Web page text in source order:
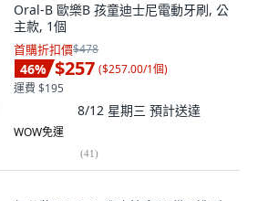
Oral-B 歐樂B 孩童迪士尼電動牙刷, 公
主款, 1個
首購折扣價$478
46% $257 ($257.00/1個)
運費 $195
8/12 星期三 預計送達
WOW免運
(41)